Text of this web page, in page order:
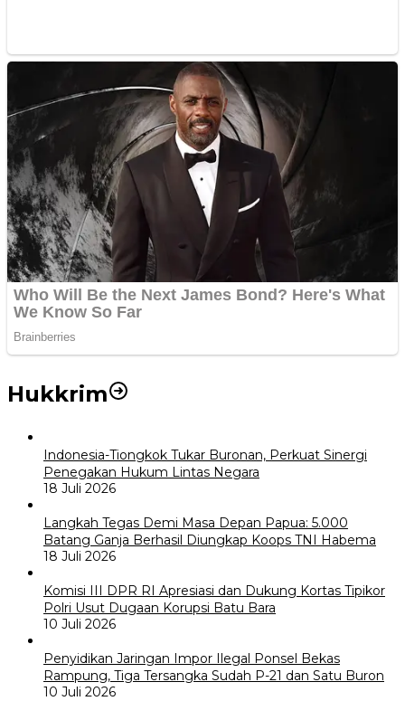
Hukkrim
Indonesia-Tiongkok Tukar Buronan, Perkuat Sinergi
Penegakan Hukum Lintas Negara
18 Juli 2026
Langkah Tegas Demi Masa Depan Papua: 5.000
Batang Ganja Berhasil Diungkap Koops TNI Habema
18 Juli 2026
Komisi III DPR RI Apresiasi dan Dukung Kortas Tipikor
Polri Usut Dugaan Korupsi Batu Bara
10 Juli 2026
Penyidikan Jaringan Impor Ilegal Ponsel Bekas
Rampung, Tiga Tersangka Sudah P-21 dan Satu Buron
10 Juli 2026